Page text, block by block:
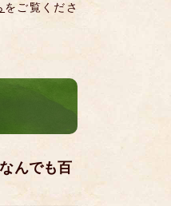
をご覧くださ
んでも百